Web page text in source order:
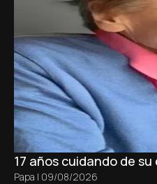
17 años cuidando de
Papa | 09/08/2026